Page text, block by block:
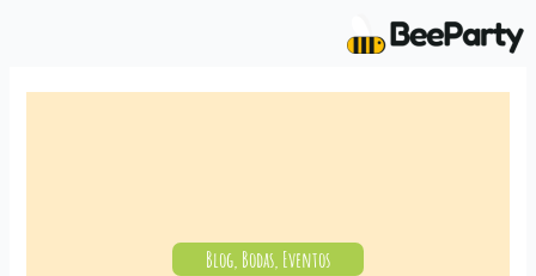
Blog Bodas Eventos